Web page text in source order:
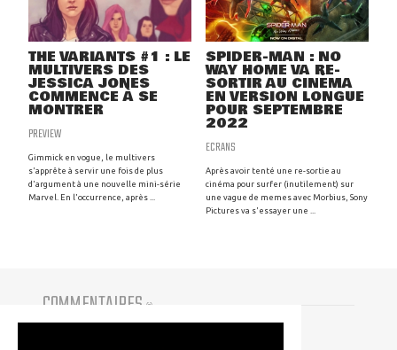
THE VARIANTS #1 : LE
MULTIVERS DES
JESSICA JONES
COMMENCE À SE
MONTRER
PREVIEW
Gimmick en vogue, le multivers
s'apprête à servir une fois de plus
d'argument à une nouvelle mini-série
Marvel. En l'occurrence, après ...
SPIDER-MAN : NO
WAY HOME VA RE-
SORTIR AU CINÉMA
EN VERSION LONGUE
POUR SEPTEMBRE
2022
ECRANS
Après avoir tenté une re-sortie au
cinéma pour surfer (inutilement) sur
une vague de memes avec Morbius, Sony
Pictures va s'essayer une ...
COMMENTAIRES (0)